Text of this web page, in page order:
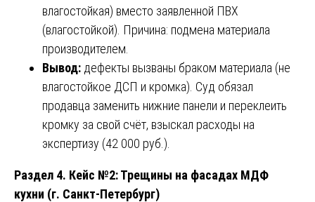
влагостойкая) вместо заявленной ПВХ
(влагостойкой). Причина: подмена материала
производителем.
Вывод: дефекты вызваны браком материала (не
влагостойкое ДСП и кромка). Суд обязал
продавца заменить нижние панели и переклеить
кромку за свой счёт, взыскал расходы на
экспертизу (42 000 руб.).
Раздел 4. Кейс №2: Трещины на фасадах МДФ
кухни (г. Санкт-Петербург)